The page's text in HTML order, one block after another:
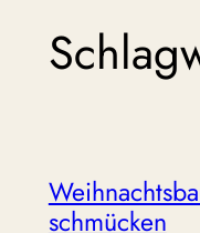
schmücken